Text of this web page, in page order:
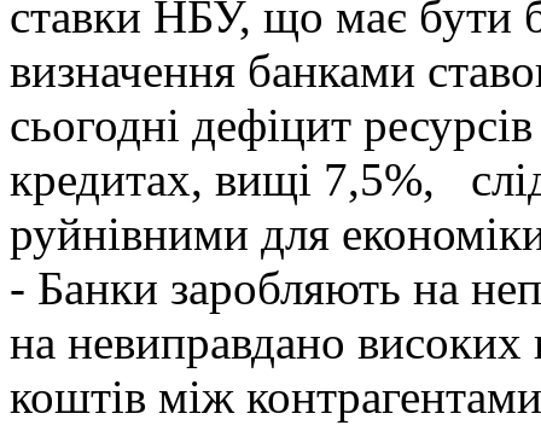
ставки НБУ, що має бути
визначення банками
сьогодні дефіцит
кредитах, вищі 7,5%,
руйнівними для
- Банки заробляють на
на невиправдано високих
коштів між